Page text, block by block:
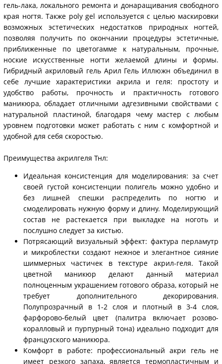
гель-лака, локального ремонта и донаращивания свободного
края ногтя. Также poly gel используется с целью маскировки
возможных эстетических недостатков природных ногтей,
позволяя получить по окончании процедуры эстетичные,
приближенные по цветогамме к натуральным, прочные,
ноские искусственные ногти желаемой длины и формы.
Гибридный акриловый гель Арил Гель Иллюжн объединил в
себе лучшие характеристики акрила и геля: простоту и
удобство работы, прочность и практичность готового
маникюра, обладает отличными адгезивными свойствами с
натуральной пластиной, благодаря чему мастер с любым
уровнем подготовки может работать с ним с комфортной и
удобной для себя скоростью.
Преимущества акрилгеля Тнл:
Идеальная консистенция для моделирования: за счет
своей густой консистенции полигель можно удобно и
без лишней спешки распределить по ногтю и
смоделировать нужную форму и длину. Моделирующий
состав не растекается при выкладке на ноготь и
послушно следует за кистью.
Потрясающий визуальный эффект: фактура перламутр
и микроблестки создают нежное и элегантное сияние
шиммерных частичек в текстуре акрил-геля. Такой
цветной маникюр делают данный материал
полноценным украшением готового образа, который не
требует дополнительного декорирования.
Полупрозрачный в 1-2 слоя и плотный в 3-4 слоя,
фарфорово-белый цвет (палитра включает розово-
коралловый и пурпурный тона) идеально подходит для
французского маникюра.
Комфорт в работе: профессиональный акри гель не
имеет резкого запаха, является термопластичным и